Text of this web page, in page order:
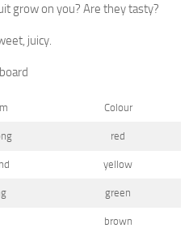
grow on you? Are they tasty?
juicy.
Colour
red
yellow
green
brown